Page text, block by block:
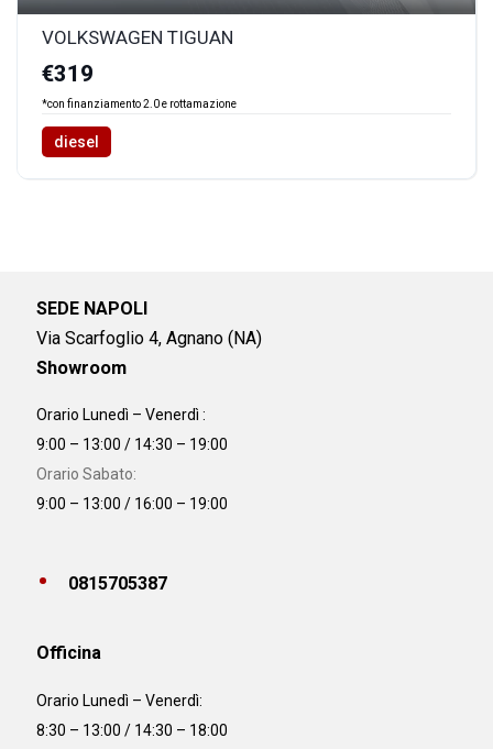
VOLKSWAGEN TIGUAN
€319
*con finanziamento 2.0 e rottamazione
diesel
SEDE NAPOLI
Via Scarfoglio 4, Agnano (NA)
Showroom
Orario Lunedì – Venerdì :
9:00 – 13:00 / 14:30 – 19:00
Orario Sabato:
9:00 – 13:00 / 16:00 – 19:00
0815705387
Officina
Orario Lunedì – Venerdì:
8:30 – 13:00 / 14:30 – 18:00